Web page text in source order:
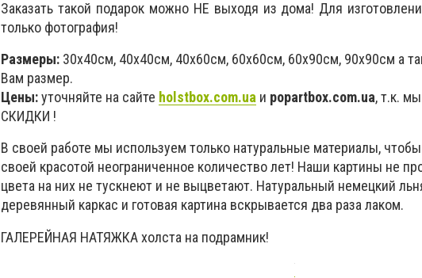
Заказать такой подарок можно НЕ выходя из дома! Для
только фотография!
Размеры: 30x40см, 40х40см, 40x60см, 60х60см, 60х90см, 90х90см а
Вам размер.
Цены:уточняйте на сайте holstbox.com.ua и popartbox.com.ua, т.к.
СКИДКИ !
В своей работе мы используем только натуральные материалы,
своей красотой неограниченное количество лет! Наши картины не
цвета на них не тускнеют и не выцветают. Натуральный немецкий
деревянный каркас и готовая картина вскрывается два раза лаком.
ГАЛЕРЕЙНАЯ НАТЯЖКА холста на подрамник!